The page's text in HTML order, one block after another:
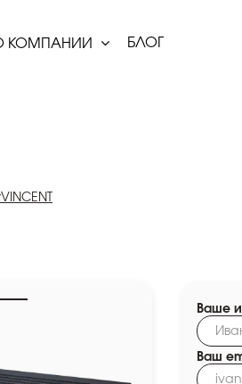
КОМПАНИИ БЛОГ
VINCENT
Ваше
Ваш